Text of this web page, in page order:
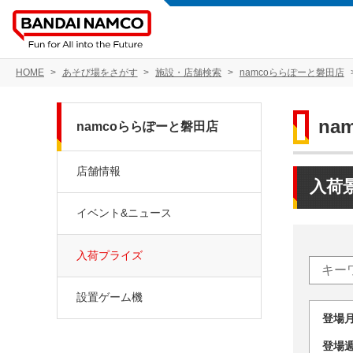
HOME あそび場をさがす 施設・店舗検索 namcoららぽーと磐田店
入荷
登
登
namcoららぽーと磐田店
店舗情報
イベント&ニュース
入荷プライズ
設置ゲーム機